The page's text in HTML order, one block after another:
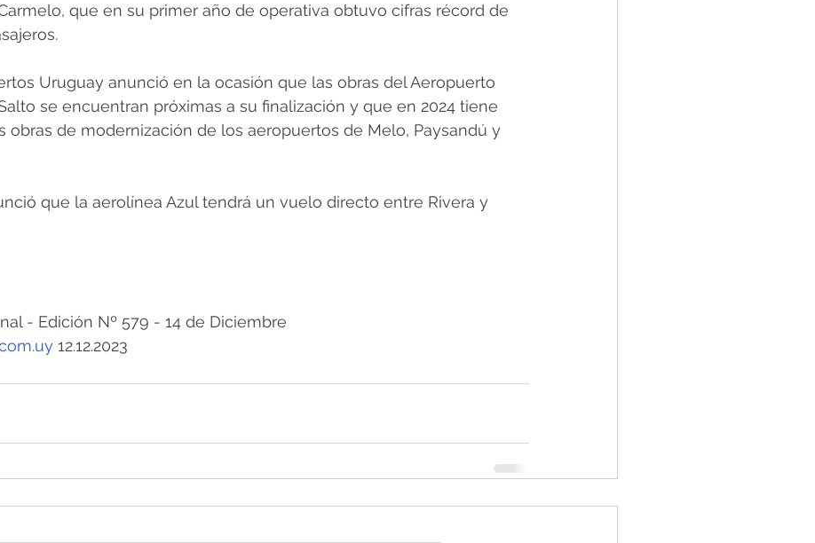
que en su primer año de operativa obtuvo cifras récord de
Uruguay anunció en la ocasión que las obras del Aeropuerto
se encuentran próximas a su finalización y que en 2024 tiene
obras de modernización de los aeropuertos de Melo, Paysandú y
que la aerolínea Azul tendrá un vuelo directo entre Rivera y
- Edición Nº 579 - 14 de Diciembre
12.12.2023